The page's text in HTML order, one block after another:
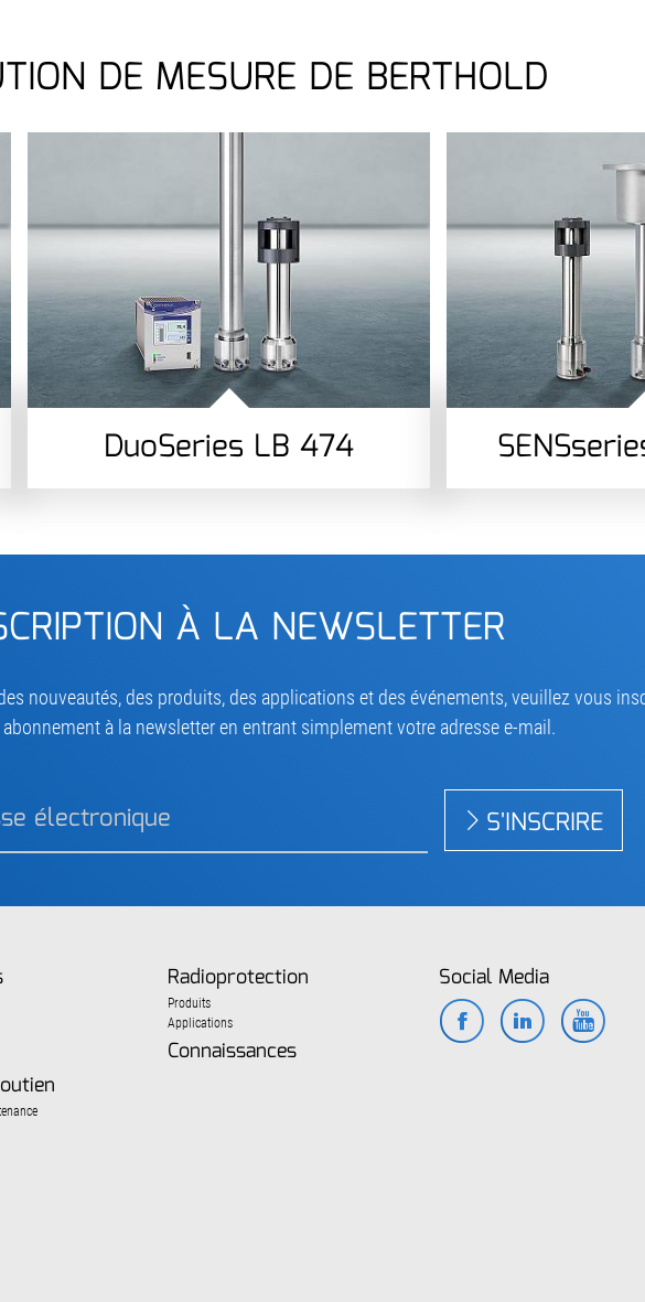
DE MESURE DE BERTHOLD
DuoSeries LB 474
À LA NEWSLETTER
nouveautés, des produits, des applications et des événements, veuillez vous
à la newsletter en entrant simplement votre adresse e-mail.
S'INSCRIRE
Radioprotection
Produits
Applications
Connaissances
Social Media
Facebook
LinkedIn